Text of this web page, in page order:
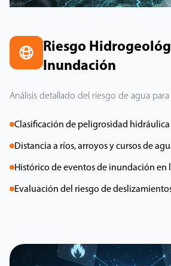
Riesgo
Inundación
Análisis detallado del riesgo de agua
Clasificación de peligrosidad hidráulica
Distancia a ríos, arroyos y cursos de
Histórico de eventos de inundación en
Evaluación del riesgo de